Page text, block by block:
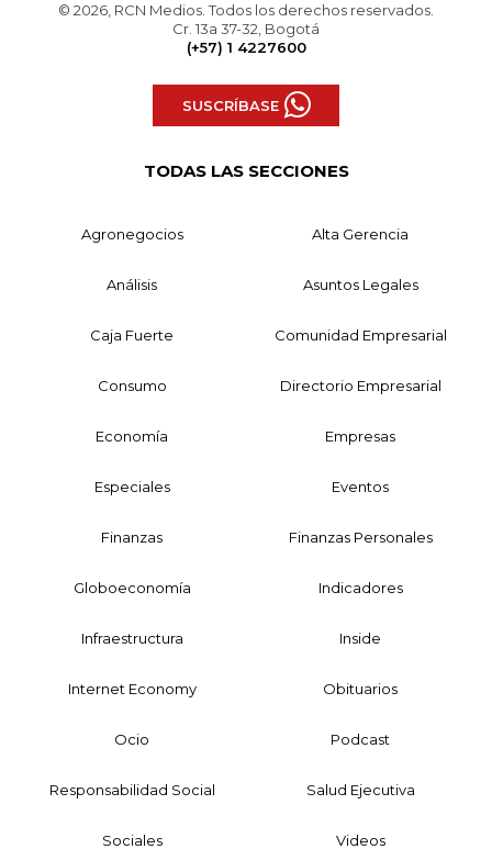
© 2026, RCN Medios. Todos los derechos reservados.
Cr. 13a 37-32, Bogotá
(+57) 1 4227600
SUSCRÍBASE
TODAS LAS SECCIONES
Agronegocios Alta Gerencia
Análisis Asuntos Legales
Caja Fuerte Comunidad Empresarial
Consumo Directorio Empresarial
Economía Empresas
Especiales Eventos
Finanzas Finanzas Personales
Globoeconomía Indicadores
Infraestructura Inside
Internet Economy Obituarios
Ocio Podcast
Responsabilidad Social Salud Ejecutiva
Sociales Videos